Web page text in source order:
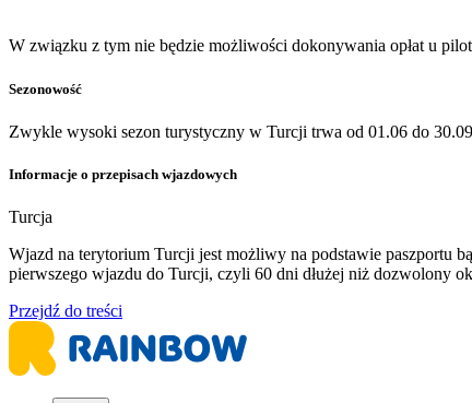
W związku z tym nie będzie możliwości dokonywania opłat u
Sezonowość
Zwykle wysoki sezon turystyczny w Turcji trwa od 01.06 do
Informacje o przepisach wjazdowych
Turcja
Wjazd na terytorium Turcji jest możliwy na podstawie paszportu
pierwszego wjazdu do Turcji, czyli 60 dni dłużej niż dozwolony
Przejdź do treści